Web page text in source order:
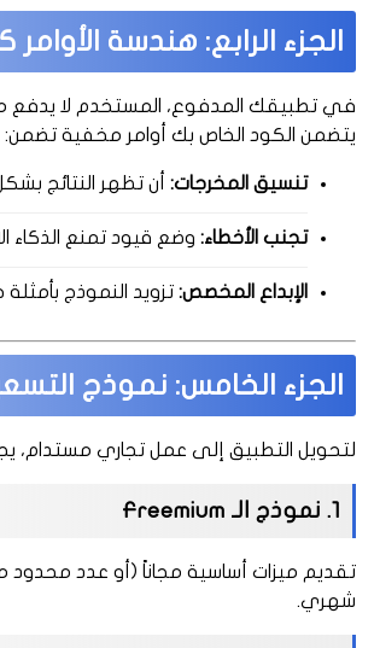
الجزء الرابع: هندسة
في تطبيقك المدفوع، المستخدم لا يدفع
يتضمن الكود الخاص بك أوامر مخفية تضمن:
تنسيق المخرجات: أن تظهر النتائج
تجنب الأخطاء: وضع قيود تمنع الذكاء
الإبداع المخصص: تزويد النموذج
الجزء الخامس: نموذج
لتحويل التطبيق إلى عمل تجاري مستدام،
1. نموذج الـ Freemium
تقديم ميزات أساسية مجاناً (أو عدد
شهري.